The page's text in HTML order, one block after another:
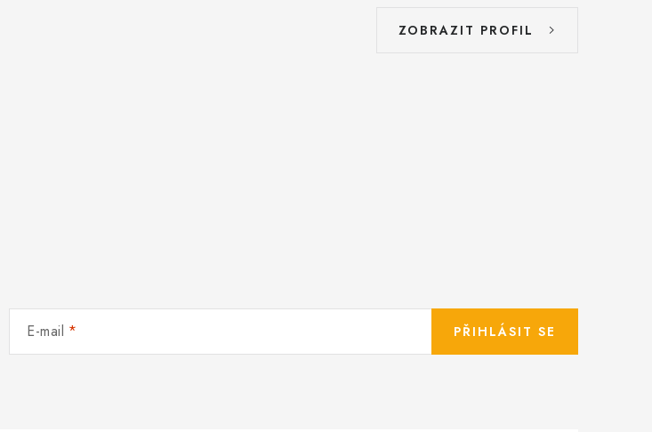
ZOBRAZIT PROFIL
E-mail PŘIHLÁSIT SE